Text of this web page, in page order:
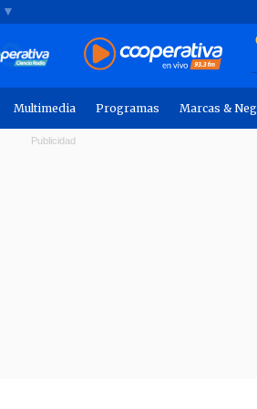
▼
Multimedia Programas Marcas &